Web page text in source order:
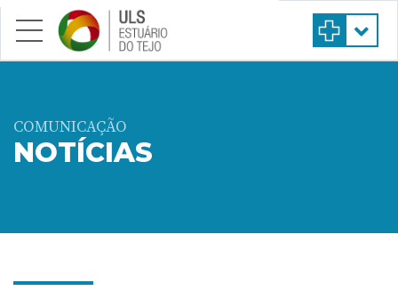
Saltar para conteúdo principal
COMUNICAÇÃO
NOTÍCIAS